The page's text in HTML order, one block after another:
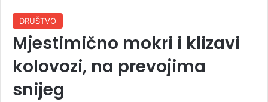
DRUŠTVO
Mjestimično mokri i klizavi
kolovozi, na prevojima
snijeg